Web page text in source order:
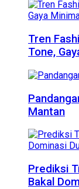
Tren
Tone,
Mantan
Prediksi
Bakal